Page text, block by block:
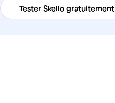
Tester Skello gratuitement